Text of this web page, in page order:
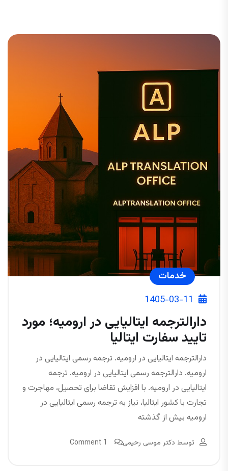
خدمات
1405-03-11
دارالترجمه ایتالیایی در ارومیه؛ مورد
تایید سفارت ایتالیا
دارالترجمه ایتالیایی در ارومیه. ترجمه رسمی ایتالیایی در
ارومیه. دارالترجمه رسمی ایتالیایی در ارومیه. ترجمه
ایتالیایی در ارومیه. با افزایش تقاضا برای تحصیل، مهاجرت و
تجارت با کشور ایتالیا، نیاز به ترجمه رسمی ایتالیایی در
ارومیه بیش از گذشته
توسط دکتر موسی رحیمی 1 Comment